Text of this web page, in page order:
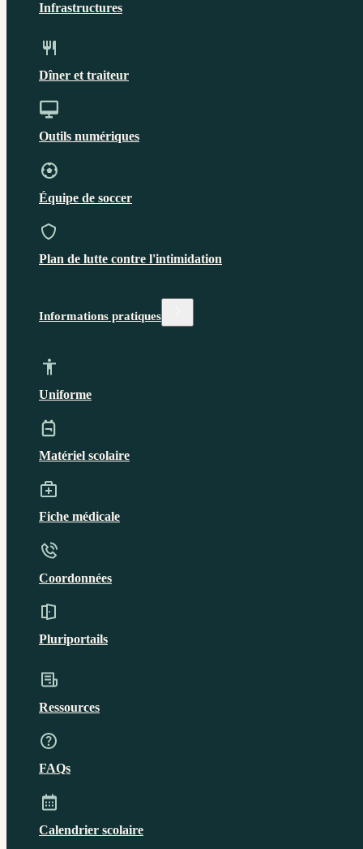
Infrastructures
Dîner et traiteur
Outils numériques
Équipe de soccer
Plan de lutte contre l'intimidation
Informations pratiques
Uniforme
Matériel scolaire
Fiche médicale
Coordonnées
Pluriportails
Ressources
FAQs
Calendrier scolaire